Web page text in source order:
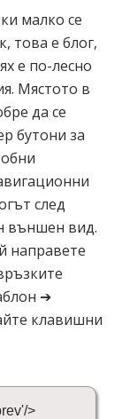
малко се
това е блог,
е по-лесно
Мястото в
да се
бутони за
след
външен вид.
направете
➔
клавишни
>